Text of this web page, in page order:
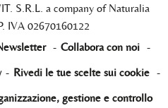
S.R.L. a company of Naturalia
IVA 02670160122
- Collabora con noi -
- Rivedi le tue scelte sui cookie -
gestione e controllo